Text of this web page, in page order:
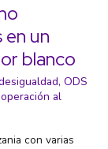
un
blanco
, ODS
al
con varias